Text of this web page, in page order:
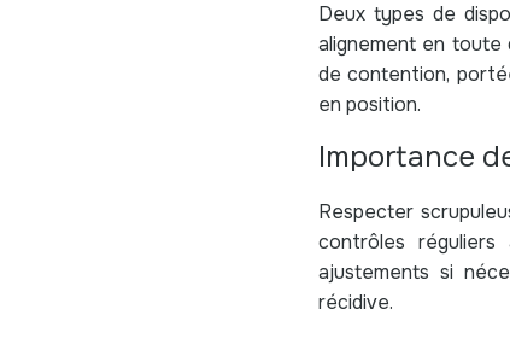
Deux types de
alignement en
de contention,
en position.
Importance
Respecter
contrôles
ajustements si
récidive.